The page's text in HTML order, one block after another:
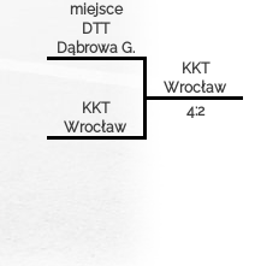
miejsce
DTT
Dąbrowa G.
KKT
Wrocław
KKT
Wrocław
4:2